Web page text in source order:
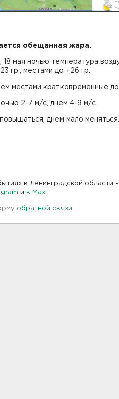
обещанная жара.
мая ночью температура
гр., местами до +26 гр.
местами кратковременные
2-7 м/с, днем 4-9 м/с.
днем мало меняться.
в Ленинградской области -
и в Maх
обратной связи